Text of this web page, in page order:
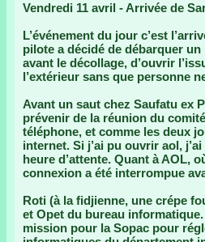
Vendredi 11 avril - Arrivée de
L’événement du jour c’est
pilote a décidé de débarquer
avant le décollage, d’ouvrir
l’extérieur sans que personne
Avant un saut chez Saufatu ex
prévenir de la réunion du
téléphone, et comme les deux
internet. Si j’ai pu ouvrir aol,
heure d’attente. Quant à AOL,
connexion a été interrompue
Roti (à la fidjienne, une crépe
et Opet du bureau
mission pour la Sopac pour